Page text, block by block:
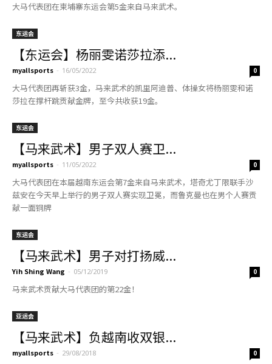
大马代表团在柬埔寨东运会第5金来自马来武术。
东运会
【东运会】杨丽雯诺莎拉添...
myallsports - 16/05/2022 0
大马代表团再斩获3金，马来武术的凯里阿迪普、体操女将杨丽雯和诺
莎拉在撑杆跳贡献金牌，至今共收获19金。
东运会
【马来武术】男子双人赛卫...
myallsports - 11/05/2022 0
大马代表团在本届越南东运会第7金来自马来武术，塔奇尤丁限联手沙
兹安在今天早上举行的男子双人赛实现卫冕，而鲁克曼也在男个人赛贡
献一面铜牌
东运会
【马来武术】男子对打扬威...
Yih Shing Wang - 05/12/2019 0
马来武术贡献大马代表团的第22金！
亚运会
【马来武术】负越南收双银...
myallsports - 29/08/2018 0